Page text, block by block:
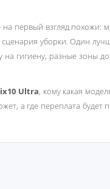
на первый взгляд похожи:
уборки. Один
на гигиену, разные зоны
Ultra, кому какая
а где переплата будет